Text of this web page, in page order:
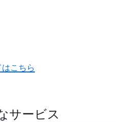
あることや、既存環境の一括
が出やすい条件がそろったことで
、IaC によって工数を抑えられ
ース料・保守料がなくなった一
こちら
サービス